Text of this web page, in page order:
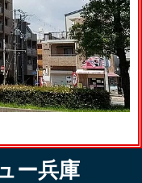
ー兵庫